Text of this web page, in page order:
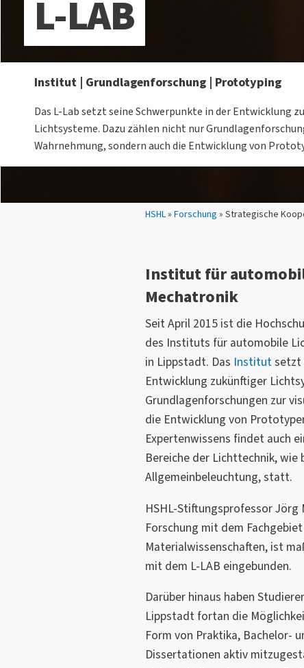
Sie sind hier:
HSHL» Forschung » Strategische
L-LAB
Institut | Grundlagenforschung | Prototyping
Das L-Lab setzt seine Schwerpunkte in der Entwicklung
Lichtsysteme. Dazu zählen nicht nur
Wahrnehmung, sondern auch die Entwicklung von
Institut für
Mechatronik
Seit April 2015 ist die
des Instituts für automobile
in Lippstadt. Das Institutsetzt
Entwicklung zukünftiger
Grundlagenforschungen zur
die Entwicklung von
Expertenwissens findet auch
Bereiche der Lichttechnik, wie
Allgemeinbeleuchtung, statt.
HSHL-Stiftungsprofessor Jörg
Forschung mit dem
Materialwissenschaften, ist
mit dem L-LAB eingebunden.
Darüber hinaus haben
Lippstadt fortan die
Form von Praktika, Bachelor-
Dissertationen aktiv